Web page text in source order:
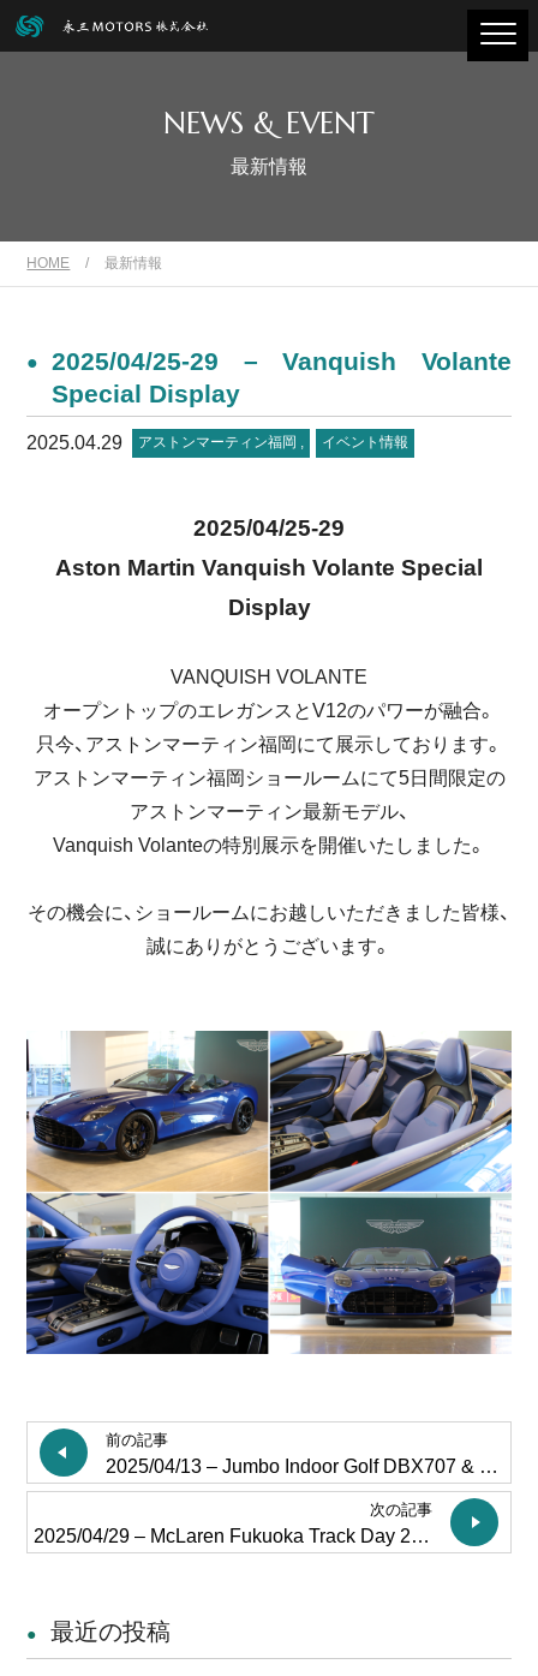
NEWS & EVENT
最新情報
HOME / 最新情報
2025/04/25-29 – Vanquish Volante
Special Display
2025.04.29 アストンマーティン福岡 イベント情報
2025/04/25-29
Aston Martin Vanquish Volante Special
Display
VANQUISH VOLANTE
オープントップのエレガンスとV12のパワーが融合。
只今、アストンマーティン福岡にて展示しております。
アストンマーティン福岡ショールームにて5日間限定の
アストンマーティン最新モデル、
Vanquish Volanteの特別展示を開催いたしました。
その機会に、ショールームにお越しいただきました皆様、
誠にありがとうございます。
前の記事
2025/04/13 – Jumbo Indoor Golf DBX707 & VANTAGE Display
次の記事
2025/04/29 – McLaren Fukuoka Track Day 2025
最近の投稿